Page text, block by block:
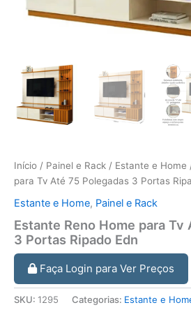
Início / Painel e Rack / Estante e Home
para Tv Até 75 Polegadas 3 Portas
Estante e Home, Painel e Rack
Estante Reno Home para Tv
3 Portas Ripado Edn
Faça Login para Ver Preços
SKU: 1295 Categorias: Estante e